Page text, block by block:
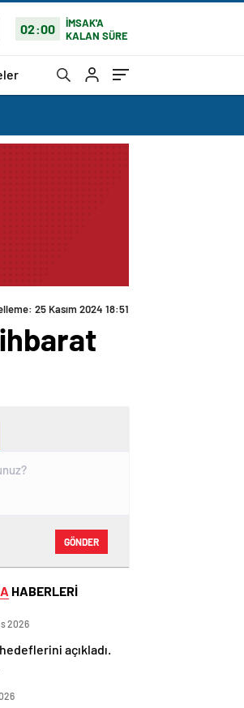
02:00
İMSAK'A
KALAN SÜRE
GÖNDER
HABERLERİ
2026
açıkladı.